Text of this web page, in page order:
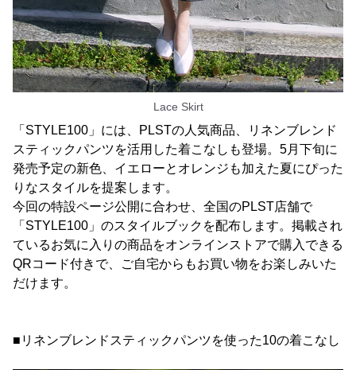
Lace Skirt
「STYLE100」には、PLSTの人気商品、リネンブレンド
スティックパンツを活用した着こなしも登場。5月下旬に
発売予定の新色、イエローとオレンジも加えた夏にぴった
りなスタイルを提案します。
今回の特設ページ公開に合わせ、全国のPLST店舗で
「STYLE100」のスタイルブックを配布します。掲載され
ているお気に入りの商品をオンラインストアで購入できる
QRコード付きで、ご自宅からもお買い物をお楽しみいた
だけます。
■リネンブレンドスティックパンツを使った10の着こなし